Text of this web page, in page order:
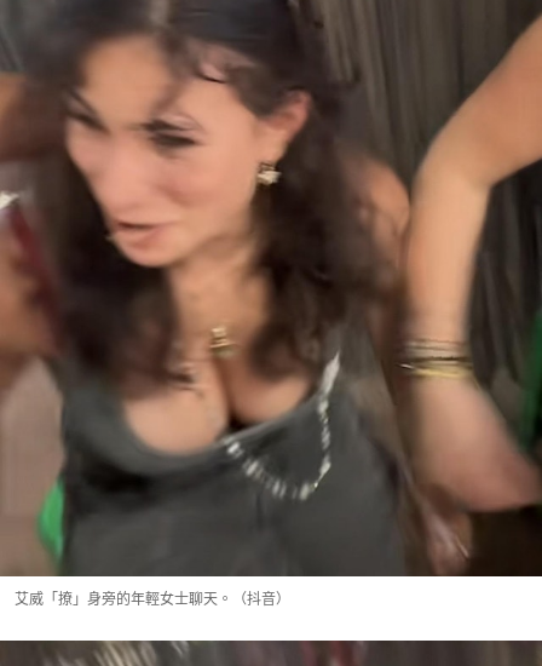
艾威「撩」身旁的年輕女士聊天。（抖音）